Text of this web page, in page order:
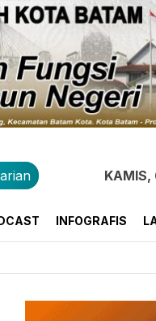
KAMIS,
INFOGRAFIS